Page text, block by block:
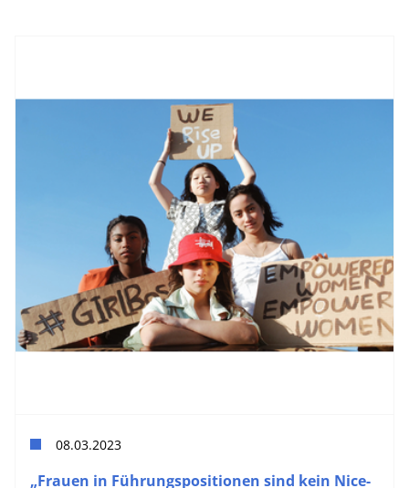
08.03.2023
„Frauen in Führungspositionen sind kein Nice-